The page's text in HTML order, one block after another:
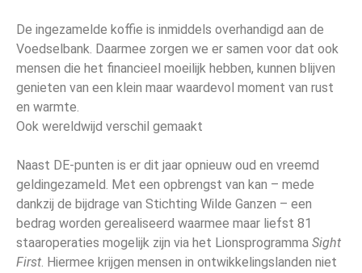
De ingezamelde koffie is inmiddels overhandigd aan de
Voedselbank. Daarmee zorgen we er samen voor dat ook
mensen die het financieel moeilijk hebben, kunnen blijven
genieten van een klein maar waardevol moment van rust
en warmte.
Ook wereldwijd verschil gemaakt
Naast DE-punten is er dit jaar opnieuw oud en vreemd
geldingezameld. Met een opbrengst van kan – mede
dankzij de bijdrage van Stichting Wilde Ganzen – een
bedrag worden gerealiseerd waarmee maar liefst 81
staaroperaties mogelijk zijn via het Lionsprogramma Sight
First. Hiermee krijgen mensen in ontwikkelingslanden niet